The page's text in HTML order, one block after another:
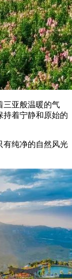
三亚般温暖的气
持着宁静和原始的
有纯净的自然风光